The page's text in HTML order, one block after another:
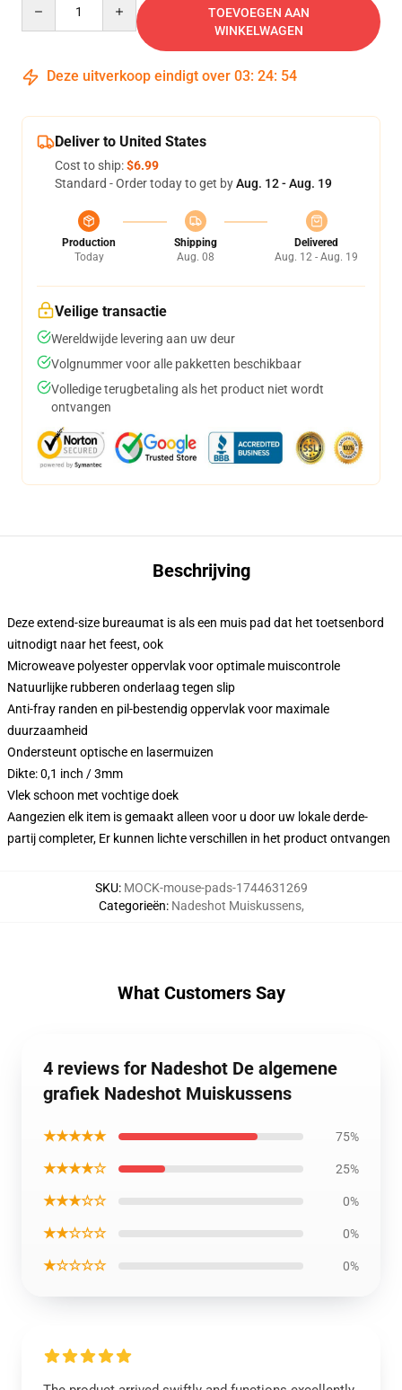
TOEVOEGEN AAN
WINKELWAGEN
Deze uitverkoop eindigt over 03: 24: 54
Deliver to United States
Cost to ship:$6.99
Standard - Order today to get byAug. 12 - Aug. 19
Production
Today
Shipping
Aug. 08
Delivered
Aug. 12 - Aug. 19
Veilige transactie
Wereldwijde levering aan uw deur
Volgnummer voor alle pakketten beschikbaar
Volledige terugbetaling als het product niet wordt
ontvangen
Beschrijving
Deze extend-size bureaumat is als een muis pad dat het toetsenbord
uitnodigt naar het feest, ook
Microweave polyester oppervlak voor optimale muiscontrole
Natuurlijke rubberen onderlaag tegen slip
Anti-fray randen en pil-bestendig oppervlak voor maximale
duurzaamheid
Ondersteunt optische en lasermuizen
Dikte: 0,1 inch / 3mm
Vlek schoon met vochtige doek
Aangezien elk item is gemaakt alleen voor u door uw lokale derde-
partij completer, Er kunnen lichte verschillen in het product ontvangen
SKU: MOCK-mouse-pads-1744631269
Categorieën: Nadeshot Muiskussens,
What Customers Say
4 reviews for Nadeshot De algemene
grafiek Nadeshot Muiskussens
★★★★★ 75%
★★★★☆ 25%
★★★☆☆ 0%
★★☆☆☆ 0%
★☆☆☆☆ 0%